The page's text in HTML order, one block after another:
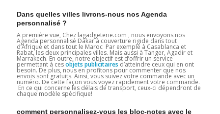
Dans quelles villes livrons-nous nos Agenda
personnalisé ?
A première vue, Chez lagadgeterie.com , nous envoyons nos
Agenda personnalisé Dakar à couverture rigide dans tout
d’Afrique et dans tout le Maroc Par exemple à Casablanca et
Rabat, les deux principales villes. Mais aussi à Tanger, Agadir et
Marrakech. En outre, notre objectif est d’offrir un service
permettant à cesobjets publicitaires d’atteindre ceux qui en ont
besoin. De plus, nous en profitons pour commenter que nos
envois sont gratuits. Ainsi, vous suivez votre commande avec un
numéro. De cette façon vous voyez rapidement votre commande.
En ce qui concerne les délais de transport, ceux-ci dépendront de
chaque modèle spécifique!
comment personnalisez-vous les bloc-notes avec le